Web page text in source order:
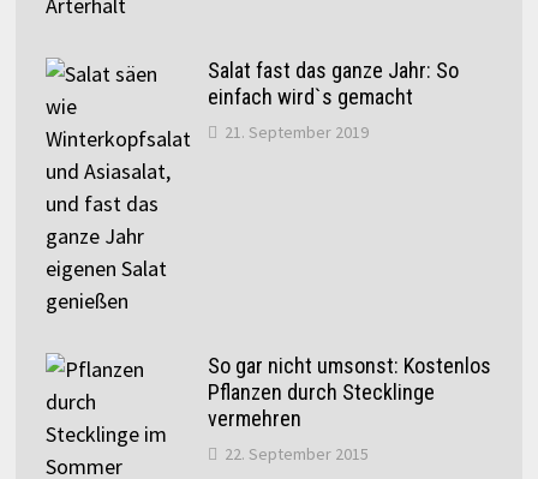
Salat fast das ganze Jahr: So
einfach wird`s gemacht
21. September 2019
So gar nicht umsonst: Kostenlos
Pflanzen durch Stecklinge
vermehren
22. September 2015